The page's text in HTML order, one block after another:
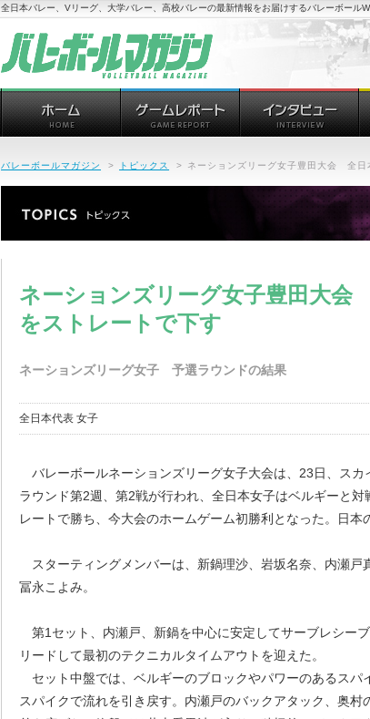
全日本バレー、Vリーグ、大学バレー、高校バレーの最新情報をお届けするバレーボール
バレーボールマガジン > トピックス > ネーションズリーグ女子豊田大会 全日
ネーションズリーグ女子豊田大
をストレートで下す
ネーションズリーグ女子 予選ラウンドの結果
全日本代表 女子
バレーボールネーションズリーグ女子大会は、23日、スカ
ラウンド第2週、第2戦が行われ、全日本女子はベルギーと
レートで勝ち、今大会のホームゲーム初勝利となった。日本
スターティングメンバーは、新鍋理沙、岩坂名奈、内瀬戸
冨永こよみ。
第1セット、内瀬戸、新鍋を中心に安定してサーブレシー
リードして最初のテクニカルタイムアウトを迎えた。
セット中盤では、ベルギーのブロックやパワーのあるスパ
スパイクで流れを引き戻す。内瀬戸のバックアタック、奥